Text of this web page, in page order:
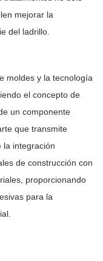
mejorar la
del ladrillo.
moldes y la tecnología
el concepto de
un componente
que transmite
la integración
de construcción con
proporcionando
para la